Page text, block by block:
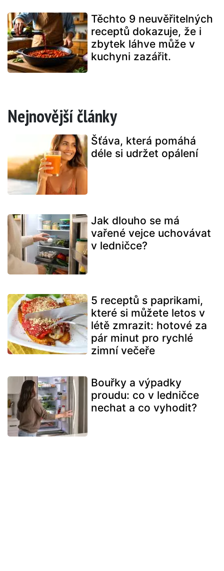
Těchto 9 neuvěřitelných
receptů dokazuje, že i
zbytek láhve může v
kuchyni zazářit.
Nejnovější články
Šťáva, která pomáhá
déle si udržet opálení
Jak dlouho se má
vařené vejce uchovávat
v ledničce?
5 receptů s paprikami,
které si můžete letos v
létě zmrazit: hotové za
pár minut pro rychlé
zimní večeře
Bouřky a výpadky
proudu: co v ledničce
nechat a co vyhodit?